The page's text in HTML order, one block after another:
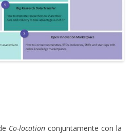
Co-locationconjuntamente con la